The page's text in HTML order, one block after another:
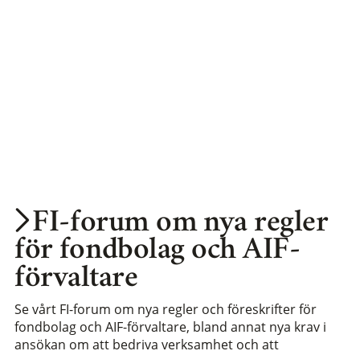
FI-forum om nya regler
för fondbolag och AIF-
förvaltare
Se vårt FI-forum om nya regler och föreskrifter för
fondbolag och AIF-förvaltare, bland annat nya krav i
ansökan om att bedriva verksamhet och att